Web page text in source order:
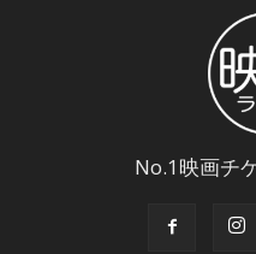
No.1映画チ